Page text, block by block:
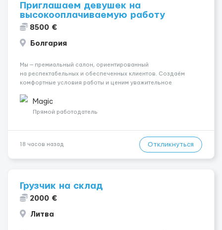
Приглашаем девушек на
высокооплачиваемую работу
8500 €
Болгария
Мы — премиальный салон, ориентированный
на респектабельных и обеспеченных клиентов. Создаём
комфортные условия работы и ценим уважительное
💎 Высокий доход — от 2000 € в неделю и выше 💎 Честная
сис...
Magic
Прямой работодатель
18 часов назад Откликнуться
Грузчик на склад
2000 €
Литва